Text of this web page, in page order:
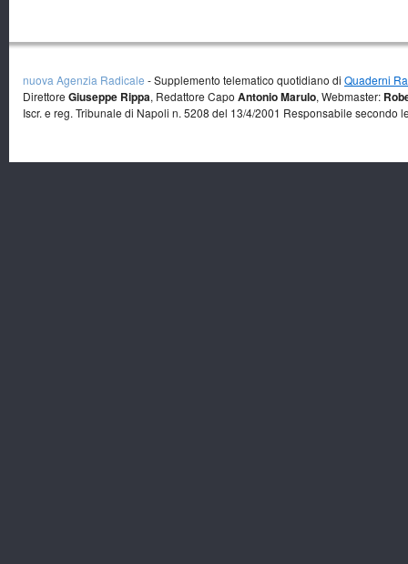
nuova Agenzia Radicale - Supplemento telematico quotidiano di Quaderni
Direttore Giuseppe Rippa, Redattore Capo Antonio Marulo, Webmaster:
Iscr. e reg. Tribunale di Napoli n. 5208 del 13/4/2001 Responsabile secondo